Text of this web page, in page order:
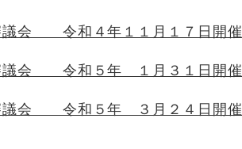
議会 令和４年１１月１７日開催
審議会 令和５年 １月３１日開催
審議会 令和５年 ３月２４日開催